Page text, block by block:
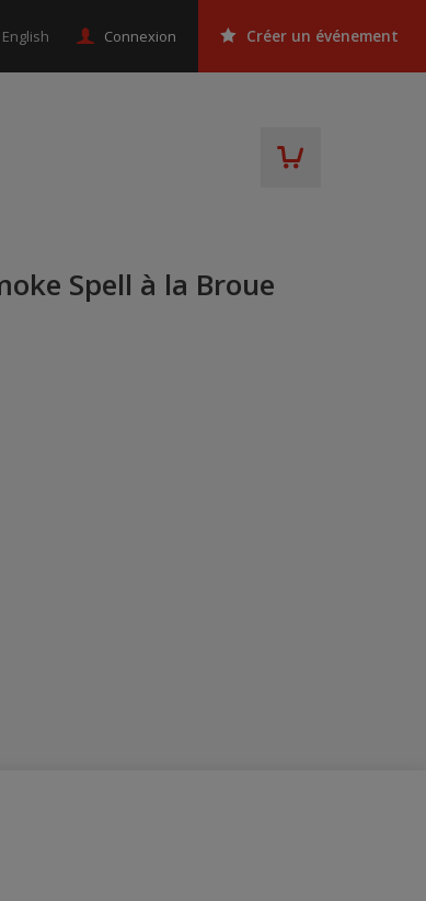
English Connexion Créer un événement
Spell à la Broue